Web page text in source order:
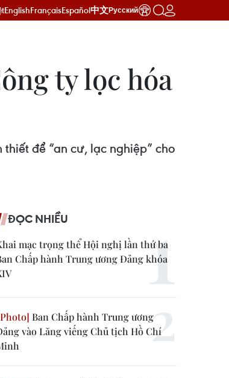
EnglishFrançaisEspañol中文Русский
ty lọc hóa
để “an cư, lạc nghiệp” cho
ĐỌC NHIỀU
mạc trọng thể Hội nghị lần thứ ba
Chấp hành Trung ương Đảng khóa
Ban Chấp hành Trung ương
vào Lăng viếng Chủ tịch Hồ Chí